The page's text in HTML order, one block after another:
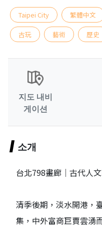
Taipei City 繁體中文
古玩 藝術 歷史
지도 내비
게이션
소개
台北798畫廊｜古代人
清季後期，淡水開港，
集，中外富商巨賈雲湧